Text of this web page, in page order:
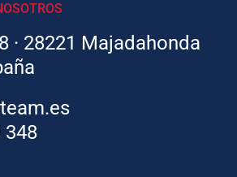
· 28221 Majadahonda
348